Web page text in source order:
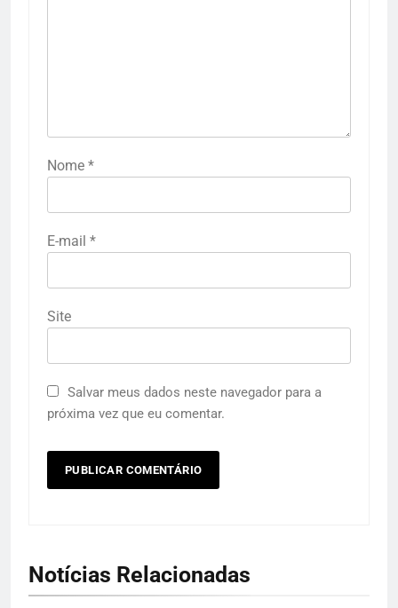
Nome *
E-mail *
Site
Salvar meus dados neste navegador para a
próxima vez que eu comentar.
Notícias Relacionadas